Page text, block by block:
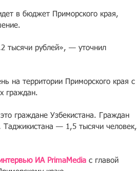
в бюджет Приморского края,
тысячи рублей», — уточнил
на территории Приморского края с
граждан.
граждане Узбекистана. Граждан
— 1,5 тысячи человек,
ИА PrimaMedia с главой